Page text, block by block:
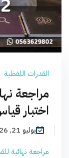
القدرات اللفظية
مراجعة
اختبار قياس
يوليو 21, 2026
مراجعة نهائية